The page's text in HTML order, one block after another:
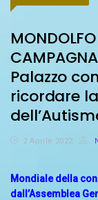
Palazzo
ricordare
2 Aprile 2022
Mondiale della
dall’Assemblea